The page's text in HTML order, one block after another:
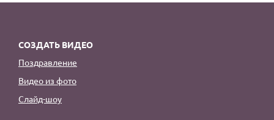
СОЗДАТЬ ВИДЕО
Поздравление
Видео из фото
Слайд-шоу